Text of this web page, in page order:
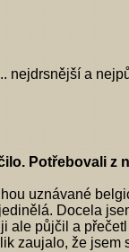
nejdrsnější a
Potřebovali z
uznávané
Docela
ale půjčil a
zaujalo, že